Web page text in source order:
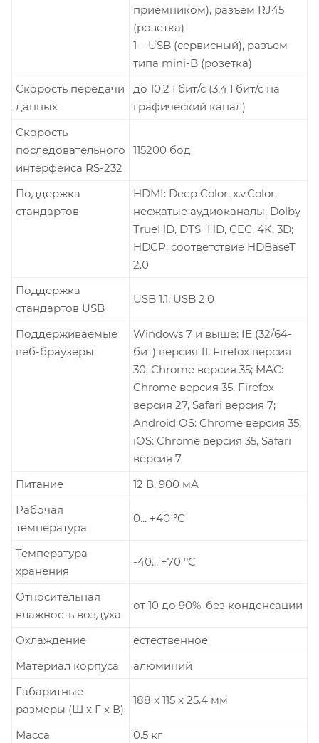
приемником), разъем RJ45
(розетка)
1 – USB (сервисный), разъем
типа mini-B (розетка)
Скорость передачи
данных
до 10.2 Гбит/с (3.4 Гбит/с на
графический канал)
Скорость
последовательного
интерфейса RS-232
115200 бод
Поддержка
стандартов
HDMI: Deep Color, x.v.Color,
несжатые аудиоканалы, Dolby
TrueHD, DTS−HD, CEC, 4K, 3D;
HDCP; соответствие HDBaseT
2.0
Поддержка
стандартов USB
USB 1.1, USB 2.0
Поддерживаемые
веб-браузеры
Windows 7 и выше: IE (32/64-
бит) версия 11, Firefox версия
30, Chrome версия 35; MAC:
Chrome версия 35, Firefox
версия 27, Safari версия 7;
Android OS: Chrome версия 35;
iOS: Chrome версия 35, Safari
версия 7
Питание
12 В, 900 мА
Рабочая
температура
0... +40 °C
Температура
хранения
-40... +70 °C
Относительная
влажность воздуха
от 10 до 90%, без конденсации
Охлаждение
естественное
Материал корпуса
алюминий
Габаритные
размеры (Ш x Г x В)
188 x 115 х 25.4 мм
Масса
0.5 кг